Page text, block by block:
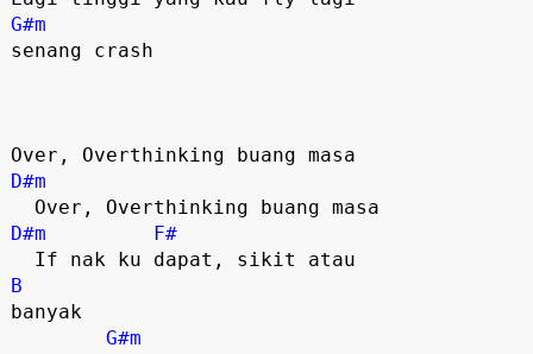
G#m
senang crash
D#m
D#m
F#
B
banyak
G#m